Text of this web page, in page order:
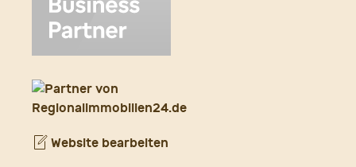
Website bearbeiten